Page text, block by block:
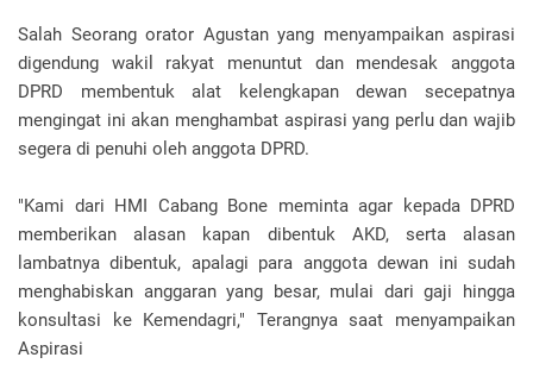
Salah Seorang orator Agustan yang menyampaikan aspirasi
digendung wakil rakyat menuntut dan mendesak anggota
DPRD membentuk alat kelengkapan dewan secepatnya
mengingat ini akan menghambat aspirasi yang perlu dan wajib
segera di penuhi oleh anggota DPRD.
"Kami dari HMI Cabang Bone meminta agar kepada DPRD
memberikan alasan kapan dibentuk AKD, serta alasan
lambatnya dibentuk, apalagi para anggota dewan ini sudah
menghabiskan anggaran yang besar, mulai dari gaji hingga
konsultasi ke Kemendagri," Terangnya saat menyampaikan
Aspirasi